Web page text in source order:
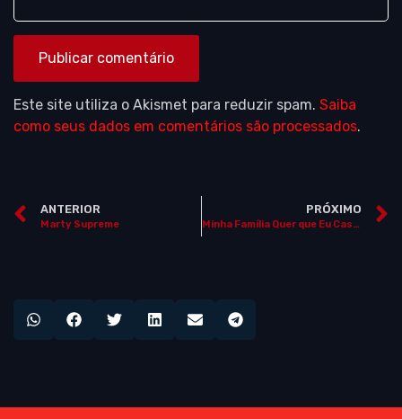
Este site utiliza o Akismet para reduzir spam. Saiba
como seus dados em comentários são processados.
ANTERIOR
Marty Supreme
PRÓXIMO
Minha Família Quer que Eu Case (“What’s Love Got to Do with It?”)